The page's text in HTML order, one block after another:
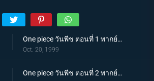
One piece วันพีช ตอนที่ 1 พากย์ไทย ฉันคือลูฟี่! ชายที่จะเป็นราชาโจรสลัด!
Oct. 20, 1999
One piece วันพีช ตอนที่ 2 พากย์ไทย ยอดนักดาบปรากฏกาย นักล่าโจรสลัด โรโรโนอา โซโล